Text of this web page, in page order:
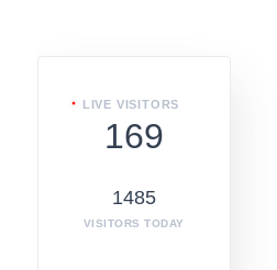
LIVE VISITORS
169
1485
VISITORS TODAY